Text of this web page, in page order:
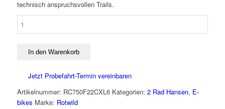
technisch anspruchsvollen Trails.
In den Warenkorb
Jetzt Probefahrt-Termin vereinbaren
Artikelnummer: RC750F22CXL6 Kategorien: 2 Rad Hansen, E-
bikes Marke: Rotwild